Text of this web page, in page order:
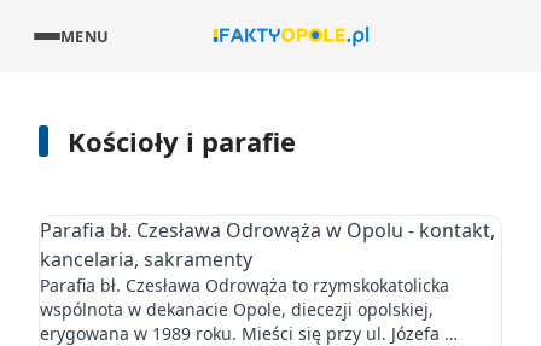
MENU
Kościoły i parafie
Parafia bł. Czesława Odrowąża w Opolu - kontakt,
kancelaria, sakramenty
Parafia bł. Czesława Odrowąża to rzymskokatolicka
wspólnota w dekanacie Opole, diecezji opolskiej,
erygowana w 1989 roku. Mieści się przy ul. Józefa …